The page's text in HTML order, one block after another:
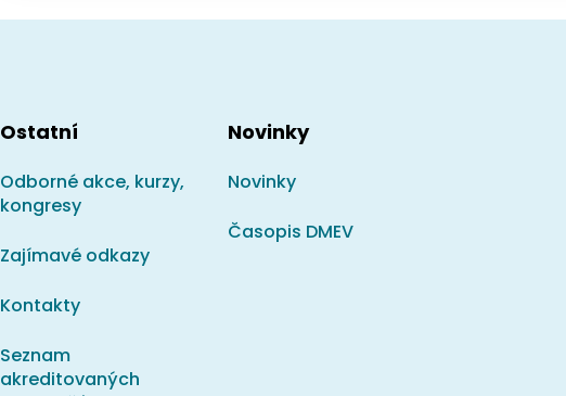
Ostatní
Odborné akce, kurzy,
kongresy
Zajímavé odkazy
Kontakty
Seznam
akreditovaných
Novinky
Novinky
Časopis DMEV